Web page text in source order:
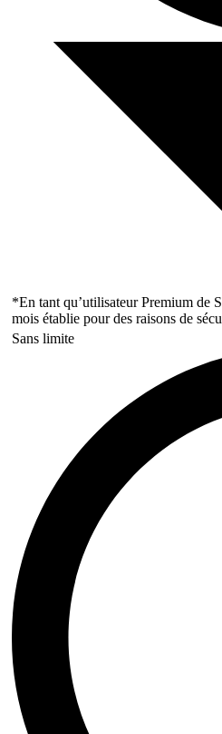
*En tant qu’utilisateur Premium de
mois établie pour des raisons de
Sans limite